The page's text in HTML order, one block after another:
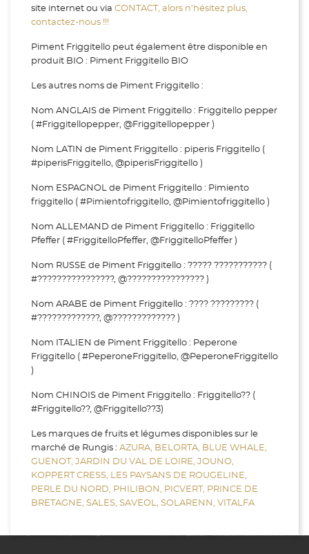
site internet ou via CONTACT, alors n’hésitez plus,
contactez-nous !!!
Piment Friggitello peut également être disponible en
produit BIO : Piment Friggitello BIO
Les autres noms de Piment Friggitello :
Nom ANGLAIS de Piment Friggitello : Friggitello pepper
( #Friggitellopepper, @Friggitellopepper )
Nom LATIN de Piment Friggitello : piperis Friggitello (
#piperisFriggitello, @piperisFriggitello )
Nom ESPAGNOL de Piment Friggitello : Pimiento
friggitello ( #Pimientofriggitello, @Pimientofriggitello )
Nom ALLEMAND de Piment Friggitello : Friggitello
Pfeffer ( #FriggitelloPfeffer, @FriggitelloPfeffer )
Nom RUSSE de Piment Friggitello : ????? ??????????? (
#????????????????, @???????????????? )
Nom ARABE de Piment Friggitello : ???? ????????? (
#?????????????, @????????????? )
Nom ITALIEN de Piment Friggitello : Peperone
Friggitello ( #PeperoneFriggitello, @PeperoneFriggitello
)
Nom CHINOIS de Piment Friggitello : Friggitello?? (
#Friggitello??, @Friggitello??3)
Les marques de fruits et légumes disponibles sur le
marché de Rungis : AZURA, BELORTA, BLUE WHALE,
GUENOT, JARDIN DU VAL DE LOIRE, JOUNO,
KOPPERT CRESS, LES PAYSANS DE ROUGELINE,
PERLE DU NORD, PHILIBON, PICVERT, PRINCE DE
BRETAGNE, SALES, SAVEOL, SOLARENN, VITALFA